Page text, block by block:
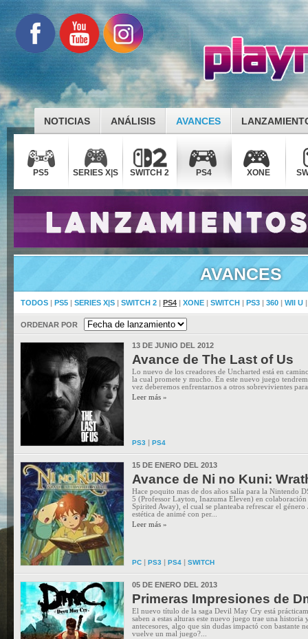
NOTICIAS ANÁLISIS AVANCES
PS5 SERIES X|S SWITCH 2 PS4 XONE
AVANCES
TODOS | PS5 | SERIES X|S | SWITCH 2 | PS4 | XONE | SWITCH | PS3 | 360 | WII U
ORDENAR POR
13 DE JUNIO DEL 2012
Avance de The Last of Us
Lo nuevo de los creadores de Uncharted está en
la cual promete y mucho. En este nuevo juego
vez deberemos enfrentarnos a otros sobrevivientes
Leer más »
PS3 | PS4
15 DE ENERO DEL 2013
Avance de Ni no Kuni:
Hace poquito mas de dos años salía para la Nintendo
5 (Professor Layton, Inazuma Eleven) en
Spirited Away), el cual se planteaba refrescar el
estética de animé con per...
Leer más »
PC | PS3 | PS4 | SWITCH
05 DE ENERO DEL 2013
Primeras Impresiones de
El nuevo título de la saga Devil May Cry está
saben a estas alturas este nuevo juego trae una
antecesores, algo que sin dudas impactó con bastante
vuelve un mal juego?...